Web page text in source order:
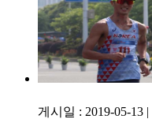
게시일 : 2019-05-13 |